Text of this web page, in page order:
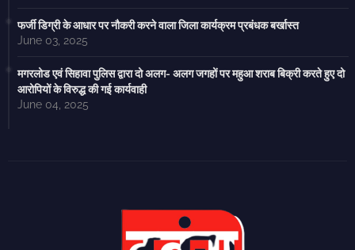
फर्जी डिग्री के आधार पर नौकरी करने वाला जिला कार्यक्रम प्रबंधक बर्खास्त
June 03, 2025
मगरलोड एवं सिहावा पुलिस द्वारा दो अलग- अलग जगहों पर महुआ शराब बिक्री करते हुए दो
आरोपियों के विरुद्ध की गई कार्यवाही
June 04, 2025